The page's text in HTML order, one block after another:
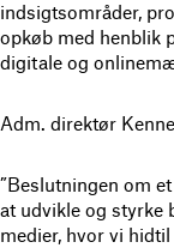
indsigtsområder,
opkøb med henblik
digitale og
Adm. direktør
”Beslutningen om
at udvikle og styrke
medier, hvor vi